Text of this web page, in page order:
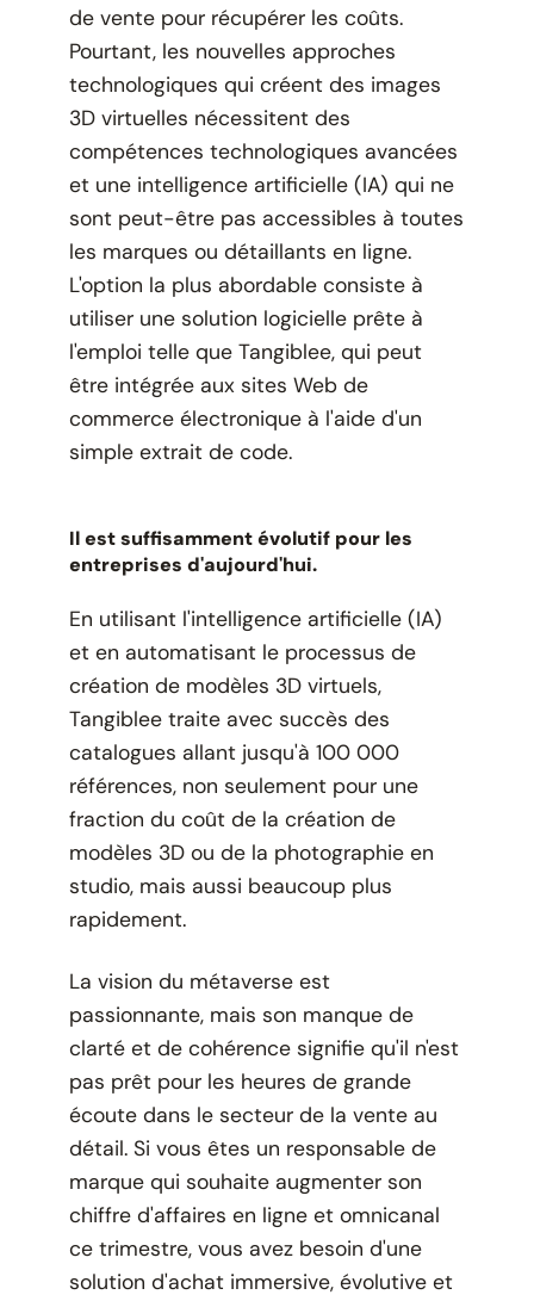
de vente pour récupérer les coûts.
Pourtant, les nouvelles approches
technologiques qui créent des images
3D virtuelles nécessitent des
compétences technologiques avancées
et une intelligence artificielle (IA) qui ne
sont peut-être pas accessibles à toutes
les marques ou détaillants en ligne.
L'option la plus abordable consiste à
utiliser une solution logicielle prête à
l'emploi telle que Tangiblee, qui peut
être intégrée aux sites Web de
commerce électronique à l'aide d'un
simple extrait de code.
Il est suffisamment évolutif pour les
entreprises d'aujourd'hui.
En utilisant l'intelligence artificielle (IA)
et en automatisant le processus de
création de modèles 3D virtuels,
Tangiblee traite avec succès des
catalogues allant jusqu'à 100 000
références, non seulement pour une
fraction du coût de la création de
modèles 3D ou de la photographie en
studio, mais aussi beaucoup plus
rapidement.
La vision du métaverse est
passionnante, mais son manque de
clarté et de cohérence signifie qu'il n'est
pas prêt pour les heures de grande
écoute dans le secteur de la vente au
détail. Si vous êtes un responsable de
marque qui souhaite augmenter son
chiffre d'affaires en ligne et omnicanal
ce trimestre, vous avez besoin d'une
solution d'achat immersive, évolutive et